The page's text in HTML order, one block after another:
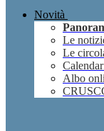
Novità
Le
Le
Albo